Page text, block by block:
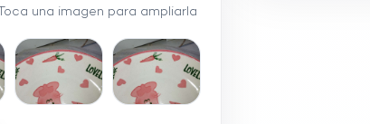
Toca una imagen para ampliarla